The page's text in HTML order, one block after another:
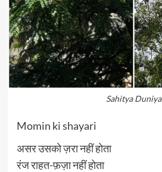
Sahitya Duniya
Momin ki shayari
असर उसको ज़रा नहीं होता
रंज राहत-फ़ज़ा नहीं होता